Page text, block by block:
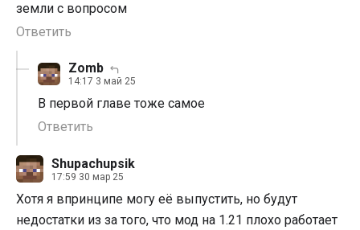
земли с вопросом
Ответить
Zomb
14:17 3 май 25
В первой главе тоже самое
Ответить
Shupachupsik
17:59 30 мар 25
Хотя я впринципе могу её выпустить, но будут
недостатки из за того, что мод на 1.21 плохо работает